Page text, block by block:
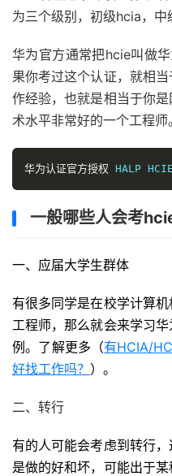
为三个级别，初级hcia，中
华为官方通常把hcie叫做
果你考过这个认证，就相
作经验，也就是相当于你
术水平非常好的一个工程师。
华为认证官方授权 HALP
一般哪些人会考
一、应届大学生群体
有很多同学是在校学计算
工程师，那么就会来学习
例。了解更多（有HCIA/
好找工作吗？ ）。
二、转行
有的人可能会考虑到转行
是做的好和坏，可能出于